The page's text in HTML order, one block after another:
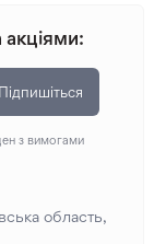
акціями:
Підпишіться
з вимогами
область,